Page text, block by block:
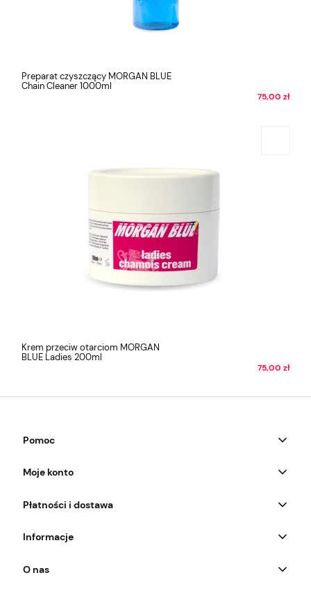
Preparat czyszczący MORGAN BLUE
Chain Cleaner 1000ml
75,00 zł
Krem przeciw otarciom MORGAN
BLUE Ladies 200ml
75,00 zł
Pomoc
Moje konto
Płatności i dostawa
Informacje
O nas